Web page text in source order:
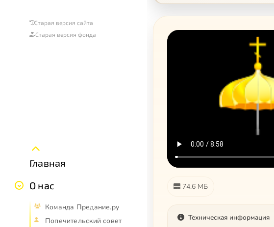
Старая версия сайта
Старая версия фонда
Главная
О нас
Команда Предание.ру
Попечительский совет
74.6 МБ
Техническая информация